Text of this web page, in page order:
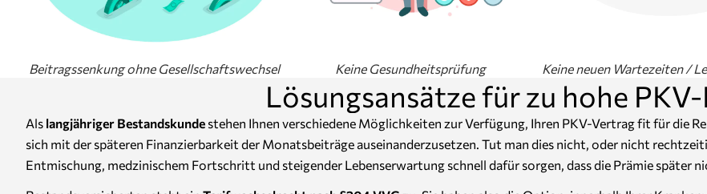
Beitragssenkung ohne Gesellschaftswechsel Keine Gesundheitsprüfung Keine neuen Wartezeiten /
Lösungsansätze für zu hohe
Als langjähriger Bestandskunde stehen Ihnen verschiedene Möglichkeiten zur Verfügung, Ihren PKV-Vertrag fit für die
sich mit der späteren Finanzierbarkeit der Monatsbeiträge auseinanderzusetzen. Tut man dies nicht, oder nicht
Entmischung, medzinischem Fortschritt und steigender Lebenserwartung schnell dafür sorgen, dass die Prämie später